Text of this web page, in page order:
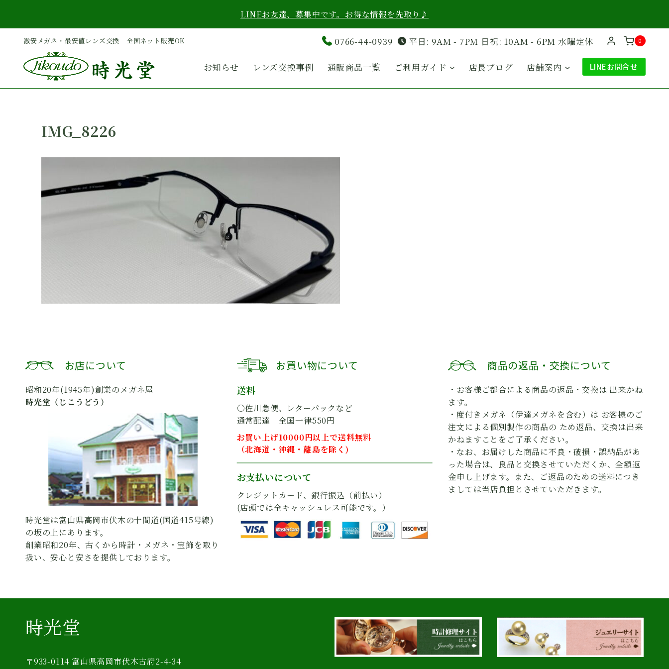
を
LINEお友達、募集中です。お得な情報を先取り♪
激安メガネ・最安値レンズ交換 全国ネット販売OK 0766-44-0939 平日: 9AM - 7PM 日祝: 10AM - 6PM 水曜定休 0
お知らせ レンズ交換事例 通販商品一覧 ご利用ガイド 店長ブログ 店舗案内 LINEお問合せ
IMG_8226
お店について
昭和20年(1945年)創業のメガネ屋
時光堂（じこうどう）
時光堂は富山県高岡市伏木の十間道(国道415号線)
の坂の上にあります。
創業昭和20年、古くから時計・メガネ・宝飾を取り
扱い、安心と安さを提供しております。
お買い物について
送料
○佐川急便、レターパックなど
通常配達 全国一律550円
お買い上げ10000円以上で送料無料
（北海道・沖縄・離島を除く)
お支払いについて
クレジットカード、銀行振込（前払い）
(店頭では全キャッシュレス可能です。）
商品の返品・交換について
・お客様ご都合による商品の返品・交換は 出来かね
ます。
・度付きメガネ（伊達メガネを含む）は お客様のご
注文による個別製作の商品の ため返品、交換は出来
かねますことをご了承ください。
・なお、お届けした商品に不良・破損・誤納品があ
った場合は、良品と交換させていただくか、全額返
金申し上げます。また、ご返品のための送料につき
ましては当店負担とさせていただきます。
時光堂
〒933-0114 富山県高岡市伏木古府2-4-34